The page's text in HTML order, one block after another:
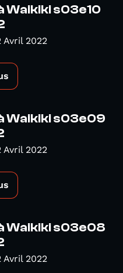
Waikiki s03e10
Avril 2022
Waikiki s03e09
Avril 2022
Waikiki s03e08
Avril 2022